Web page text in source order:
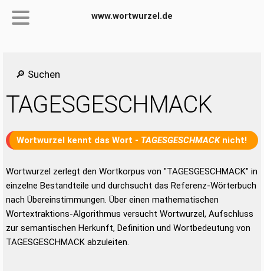
www.wortwurzel.de
🔎 Suchen
TAGESGESCHMACK
Wortwurzel kennt das Wort - TAGESGESCHMACKnicht!
Wortwurzel zerlegt den Wortkorpus von "TAGESGESCHMACK" in
einzelne Bestandteile und durchsucht das Referenz-Wörterbuch
nach Übereinstimmungen. Über einen mathematischen
Wortextraktions-Algorithmus versucht Wortwurzel, Aufschluss
zur semantischen Herkunft, Definition und Wortbedeutung von
TAGESGESCHMACK abzuleiten.